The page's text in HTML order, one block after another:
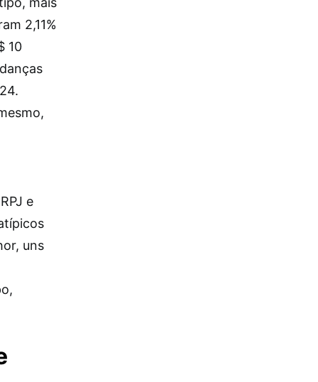
2,11%
10
e
uns